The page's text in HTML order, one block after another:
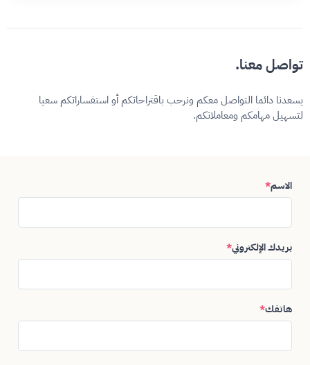
تواصل معنا.
يسعدنا دائما التواصل معكم ونرحب باقتراحاتكم أو استفساراتكم سعيا
لتسهيل مهامكم ومعاملاتكم.
الاسم*
بريدك الإلكتروني*
هاتفك*